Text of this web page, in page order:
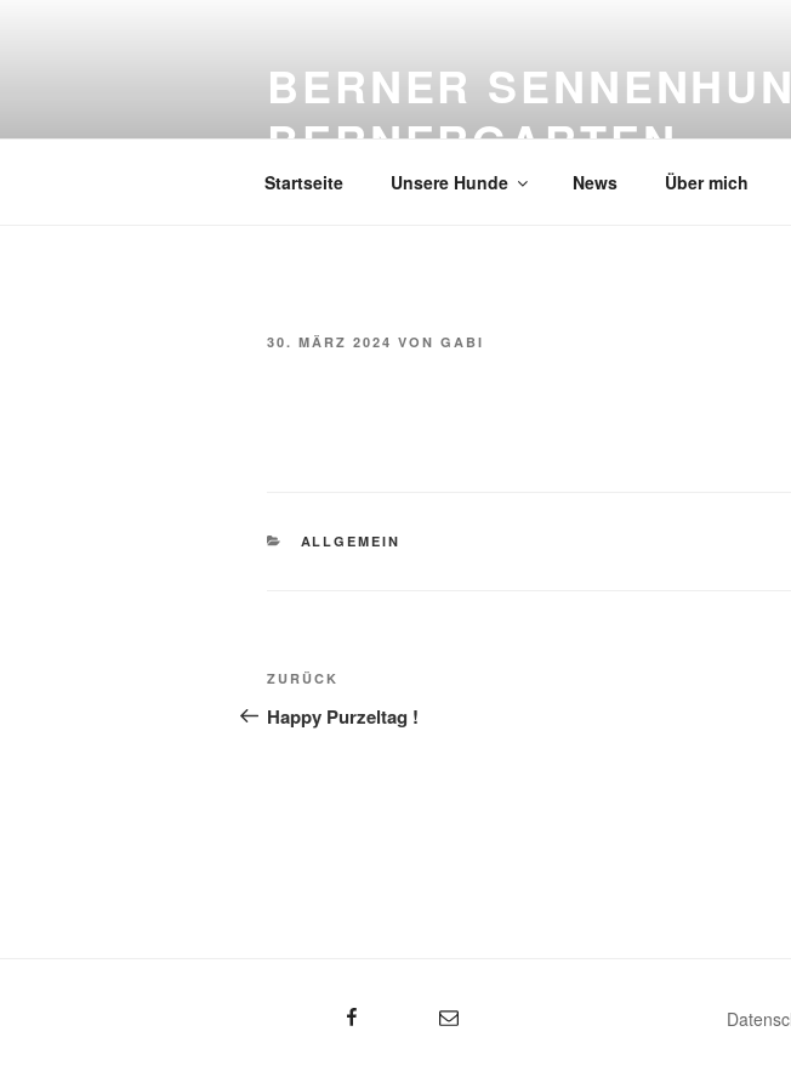
BERNER
BERNERGARTEN
Startseite Unsere Hunde News Über mich
VERÖFFENTLICHT
30. MÄRZ 2024 VON GABI
KATEGORIEN
ALLGEMEIN
Beitragsnavigation
Vorheriger
Beitrag
ZURÜCK
Happy Purzeltag !
E-Mail